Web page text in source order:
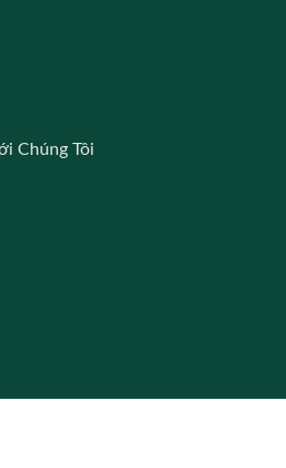
Chúng Tôi